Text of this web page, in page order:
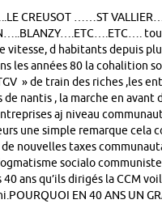
CREUSOT ……ST
vitesse, d habitants depuis
les années 80 la cohalition
» de train des riches ,les
nantis , la marche en avant
aj niveau
une simple remarque cela
nouvelles taxes
socialo communiste
40 ans qu’ils dirigés la CCM
EN 40 ANS UN